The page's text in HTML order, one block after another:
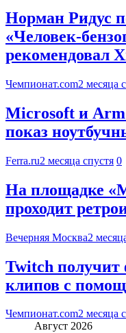
Норман Ридус
«Человек-
рекомендовал
Чемпионат.com2 месяца
Microsoft и
показ
Ferra.ru2 месяца спустя 0
На площадке
проходит
Вечерняя Москва2
Twitch
клипов с
Чемпионат.com2 месяца
Август 2026